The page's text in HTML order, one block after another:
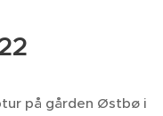
på gården Østbø i